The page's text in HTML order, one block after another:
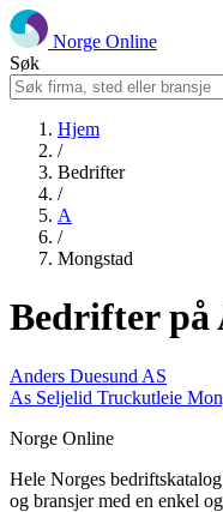
Norge Online
Søk
Hjem
/
Bedrifter
/
A
/
Mongstad
Bedrifter på
Anders Duesund AS
As Seljelid Truckutleie
Norge Online
Hele Norges
og bransjer med en enkel